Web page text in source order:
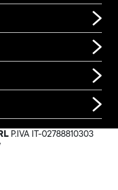
P.IVA IT-02788810303